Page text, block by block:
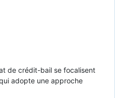
de crédit-bail se focalisent
adopte une approche